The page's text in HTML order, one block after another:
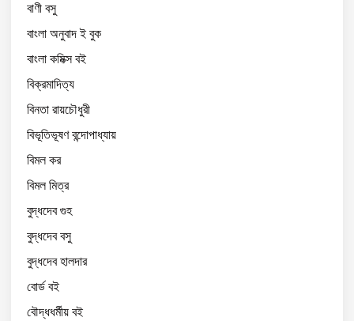
বাণী বসু
বাংলা অনুবাদ ই বুক
বাংলা কমিক্স বই
বিক্রমাদিত্য
বিনতা রায়চৌধুরী
বিভূতিভূষণ বন্দোপাধ্যায়
বিমল কর
বিমল মিত্র
বুদ্ধদেব গুহ
বুদ্ধদেব বসু
বুদ্ধদেব হালদার
বোর্ড বই
বৌদ্ধধর্মীয় বই